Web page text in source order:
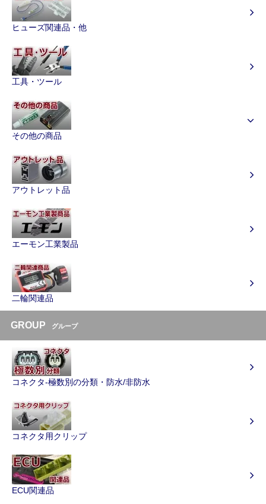
ヒューズ関連品・他
工具・ツール
その他の商品
アウトレット品
エーモン工業製品
二輪関連品
GROUP グループ
コネクタ-極数別の分類・防水/非防水
コネクタ用クリップ
ECU関連品